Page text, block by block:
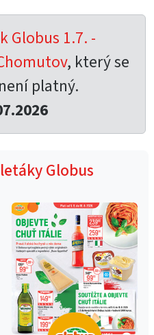
Globus 1.7. -
, který se
platný.
letáky Globus